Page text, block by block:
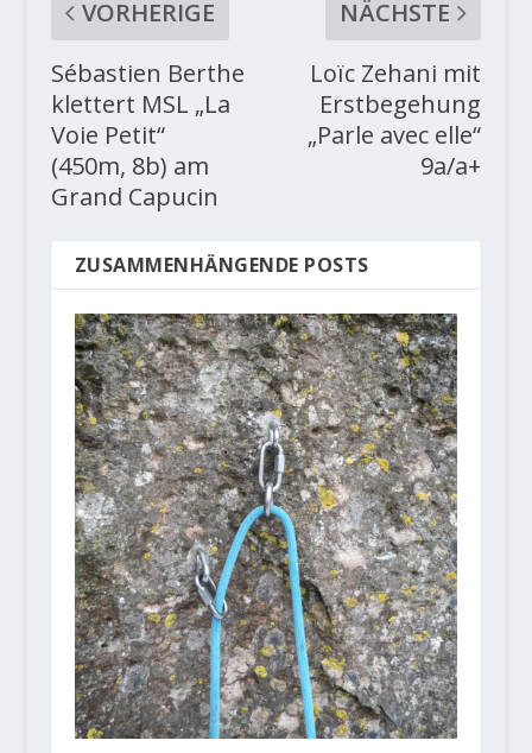
VORHERIGE
Sébastien Berthe
klettert MSL „La
Voie Petit“
(450m, 8b) am
Grand Capucin
NÄCHSTE
Loïc Zehani mit
Erstbegehung
„Parle avec elle“
9a/a+
ZUSAMMENHÄNGENDE POSTS